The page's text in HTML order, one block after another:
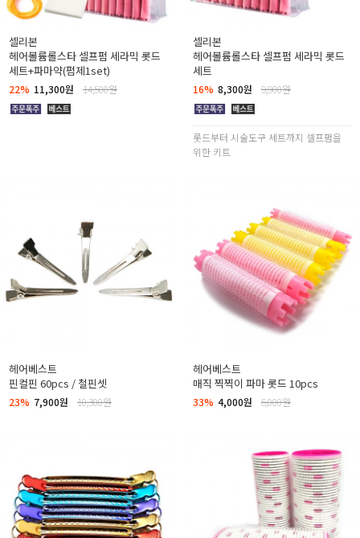
셀리본
헤어볼륨롤스타 셀프펌 세라믹 롯드
세트+파마약(펌제1set)
22% 11,300원 14,500원
셀리본
헤어볼륨롤스타 셀프펌 세라믹 롯드
세트
16% 8,300원 9,900원
롯드부터 시술도구 세트까지 셀프펌을
위한 키트
헤어베스트
핀컬핀 60pcs / 철핀셋
23% 7,900원 10,300원
헤어베스트
매직 찍찍이 파마 롯드 10pcs
33% 4,000원 6,000원